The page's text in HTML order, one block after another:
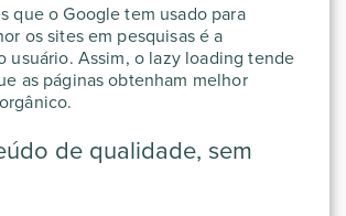
que o Google tem usado para
os sites em pesquisas é a
usuário. Assim, o lazy loading tende
as páginas obtenham melhor
de qualidade, sem